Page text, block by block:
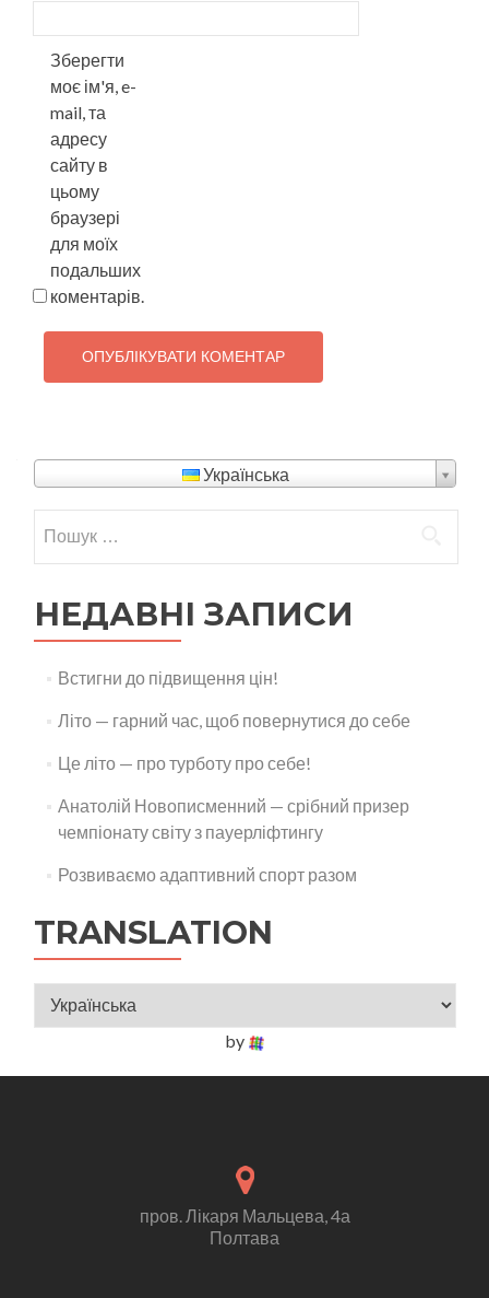
Зберегти
моє ім'я, e-
mail, та
адресу
сайту в
цьому
браузері
для моїх
подальших
коментарів.
Українська
НЕДАВНІ ЗАПИСИ
Встигни до підвищення цін!
Літо — гарний час, щоб повернутися до себе
Це літо — про турботу про себе!
Анатолій Новописменний — срібний призер
чемпіонату світу з пауерліфтингу
Розвиваємо адаптивний спорт разом
TRANSLATION
by
пров. Лікаря Мальцева, 4а
Полтава